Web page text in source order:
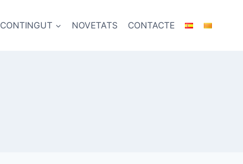
CONTINGUT NOVETATS CONTACTE